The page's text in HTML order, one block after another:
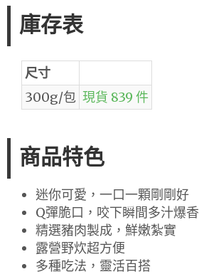
庫存表
尺寸
300g/包 現貨 839 件
商品特色
迷你可愛，一口一顆剛剛好
Q彈脆口，咬下瞬間多汁爆香
精選豬肉製成，鮮嫩紮實
露營野炊超方便
多種吃法，靈活百搭